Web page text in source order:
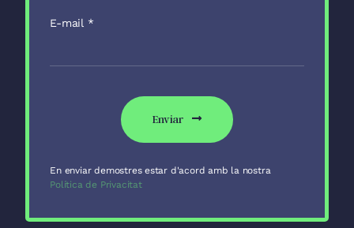
E-mail *
Enviar
En enviar demostres estar d'acord amb la nostra
Política de Privacitat